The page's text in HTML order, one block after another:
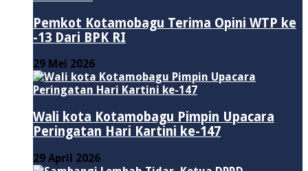
Pemkot Kotamobagu Terima Opini WTP ke
-13 Dari BPK RI
29 Mei 2026
Wali kota Kotamobagu Pimpin Upacara
Peringatan Hari Kartini ke-147
29 April 2026